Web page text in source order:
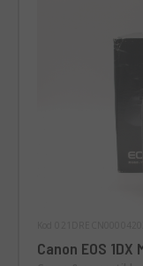
Canon EOS 1DX